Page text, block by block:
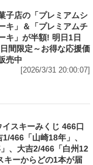
子店の「プレミアムシ
キ」＆「プレミアムチ
キ」が半額! 明日1日
間限定～お得な応援価
売中
[2026/3/31 20:00:07]
スキーみくじ 466口
466「山崎18年」、
、大吉2/466「白州12
キーからどの1本が届